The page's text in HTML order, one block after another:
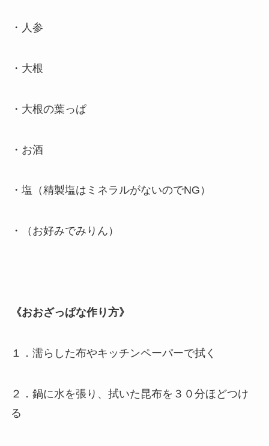
・人参
・大根
・大根の葉っぱ
・お酒
・塩（精製塩はミネラルがないのでNG）
・（お好みでみりん）
《おおざっぱな作り方》
１．濡らした布やキッチンペーパーで拭く
２．鍋に水を張り、拭いた昆布を３０分ほどつけ
る